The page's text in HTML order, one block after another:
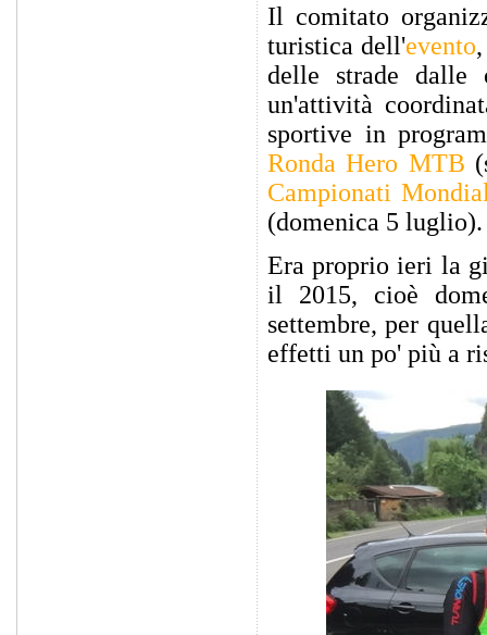
Il comitato
turistica dell'evento
delle strade
un'attività
sportive in
Ronda Hero MTB
Campionati
(domenica 5 luglio).
Era proprio ieri la
il 2015, cioè
settembre, per
effetti un po' più a